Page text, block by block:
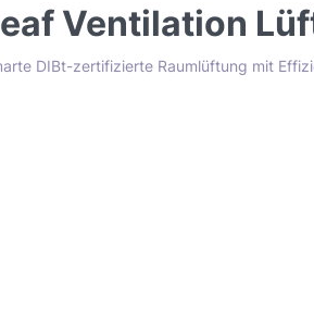
Ventilation
DIBt-zertifizierte Raumlüftung mit